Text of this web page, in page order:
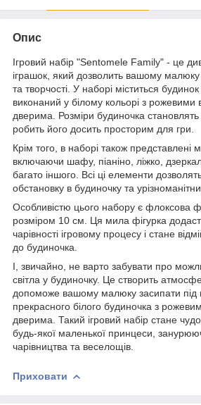
Опис
Ігровий набір "Sentomele Family" - це
іграшок, який дозволить вашому малюку
та творчості. У наборі міститься
виконаний у білому кольорі з рожевими
дверима. Розміри будиночка
робить його досить просторим для гри.
Крім того, в наборі також представлені
включаючи шафу, піаніно, ліжко,
багато іншого. Всі ці елементи
обстановку в будиночку та
Особливістю цього набору є флоксова
розміром 10 см. Ця мила фігурка
чарівності ігровому процесу і стане
до будиночка.
І, звичайно, не варто забувати про
світла у будиночку. Це створить
допоможе вашому малюку засипати під
прекрасного білого будиночка з
дверима. Такий ігровий набір стане
будь-якої маленької принцеси,
чарівництва та веселощів.
Приховати